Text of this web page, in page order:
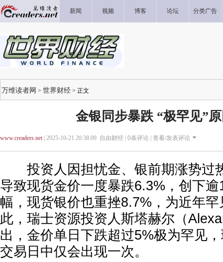
新闻 视频 博客 论坛 分类广告
万维读者网 > 世界财经 > 正文
金银同步暴跌 “极罕见”
www.creaders.net| 2025-10-21 20:38:09 自由财经 | 0条评论 | 查看/发表评论
投资人因担忧金、银前期涨势过
导致现货金价一度暴跌6.3%，创下
幅，现货银价也重挫8.7%，为近年
此，瑞士资源投资人斯塔赫尔（
出，金价单日下跌超过5%极为罕见
交易日中仅会出现一次。